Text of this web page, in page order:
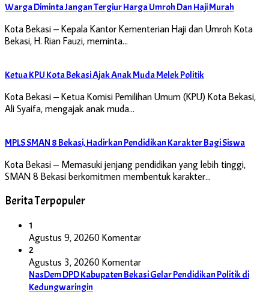
Warga Diminta Jangan Tergiur Harga Umroh Dan Haji Murah
Kota Bekasi – Kepala Kantor Kementerian Haji dan Umroh Kota
Bekasi, H. Rian Fauzi, meminta…
Ketua KPU Kota Bekasi Ajak Anak Muda Melek Politik
Kota Bekasi – Ketua Komisi Pemilihan Umum (KPU) Kota Bekasi,
Ali Syaifa, mengajak anak muda…
MPLS SMAN 8 Bekasi, Hadirkan Pendidikan Karakter Bagi Siswa
Kota Bekasi – Memasuki jenjang pendidikan yang lebih tinggi,
SMAN 8 Bekasi berkomitmen membentuk karakter…
Berita Terpopuler
1
Agustus 9, 20260 Komentar
2
Agustus 3, 20260 Komentar
NasDem DPD Kabupaten Bekasi Gelar Pendidikan Politik di
Kedungwaringin